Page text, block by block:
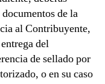
de la
al Contribuyente,
del
de sellado por
o en su caso